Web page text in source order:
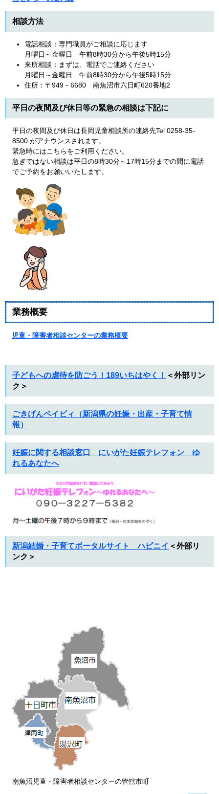
相談方法
電話相談：専門職員がご相談に応じます
月曜日～金曜日 午前8時30分から午後5時15分
来所相談：まずは、電話でご連絡ください
月曜日～金曜日 午前8時30分から午後5時15分
住所：〒949－6680 南魚沼市六日町620番地2
平日の夜間及び休日等の緊急の相談は下記に
平日の夜間及び休日は長岡児童相談所の連絡先Tel 0258-35-
8500 がアナウンスされます。
緊急時にはこちらをご利用ください。
急ぎではない相談は平日の8時30分～17時15分までの間に電話
でご予約をお願いいたします。
業務概要
児童・障害者相談センターの業務概要
子どもへの虐待を防ごう！189いちはやく！ ＜外部リン
ク＞
ごきげんベイビィ（新潟県の妊娠・出産・子育て情
報）
妊娠に関する相談窓口 にいがた妊娠テレフォン ゆ
れるあなたへ
新潟結婚・子育てポータルサイト ハピニイ ＜外部リ
ンク＞
南魚沼児童・障害者相談センターの管轄市町